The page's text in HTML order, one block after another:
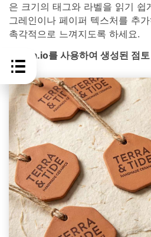
은 크기의 태그와 라벨을 읽기 쉽
그레인이나 페이퍼 텍스처를 추
촉각적으로 느껴지도록 하세요.
media.io를 사용하여 생성된 점